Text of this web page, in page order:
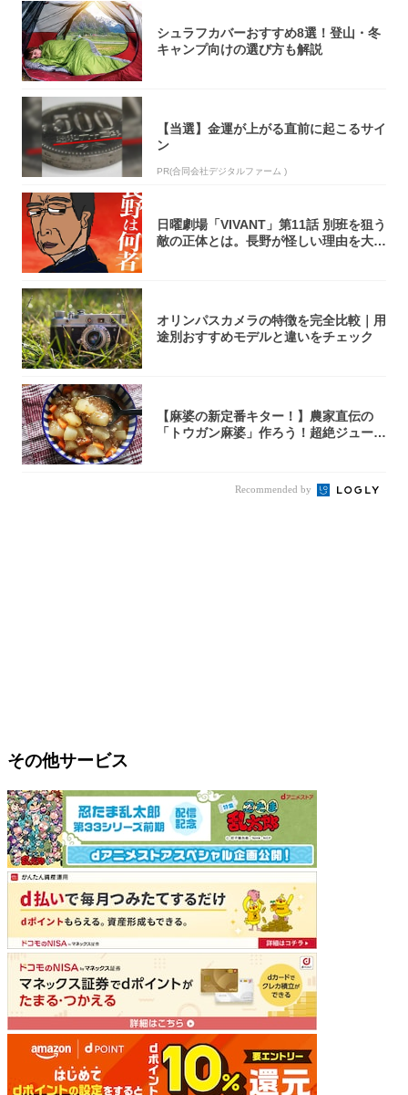
シュラフカバーおすすめ8選！登山・冬
キャンプ向けの選び方も解説
【当選】金運が上がる直前に起こるサイ
ン
PR(合同会社デジタルファーム )
日曜劇場「VIVANT」第11話 別班を狙う
敵の正体とは。長野が怪しい理由を大
オリンパスカメラの特徴を完全比較｜用
途別おすすめモデルと違いをチェック
【麻婆の新定番キター！】農家直伝の
「トウガン麻婆」作ろう！超絶ジューシ
Recommended by
その他サービス